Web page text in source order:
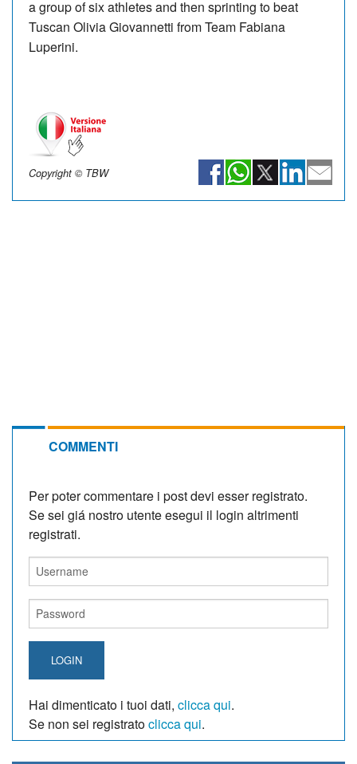
a group of six athletes and then sprinting to beat
Tuscan Olivia Giovannetti from Team Fabiana
Luperini.
Copyright © TBW
COMMENTI
Per poter commentare i post devi esser registrato.
Se sei giá nostro utente esegui il login altrimenti
registrati.
LOGIN
Hai dimenticato i tuoi dati, clicca qui.
Se non sei registratoclicca qui.